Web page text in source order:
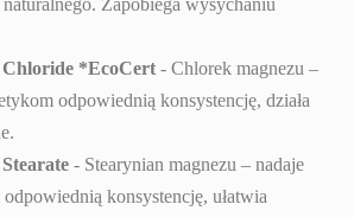
Zapobiega wysychaniu
Chloride *EcoCert - Chlorek magnezu –
odpowiednią konsystencję, działa
- Stearynian magnezu – nadaje
konsystencję, ułatwia